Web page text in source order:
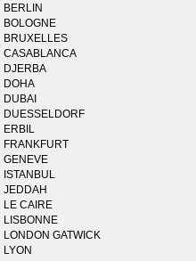
BERLIN
BOLOGNE
BRUXELLES
CASABLANCA
DJERBA
DOHA
DUBAI
DUESSELDORF
ERBIL
FRANKFURT
GENEVE
ISTANBUL
JEDDAH
LE CAIRE
LISBONNE
LONDON GATWICK
LYON